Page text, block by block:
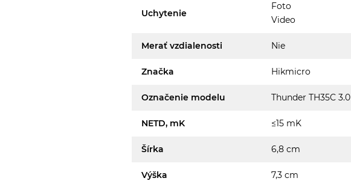
Uchytenie
Foto
Video
Merať vzdialenosti Nie
Značka Hikmicro
Označenie modelu Thunder TH35C 3.0
NETD, mK ≤15 mK
Šírka 6,8 cm
Výška 7,3 cm